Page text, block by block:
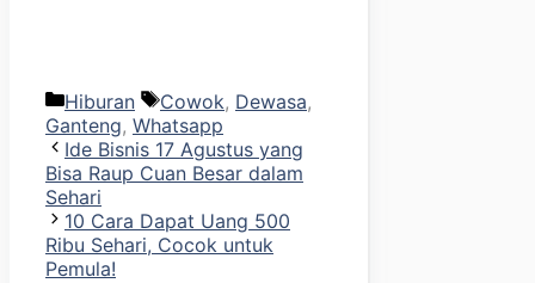
Kategori
Hiburan Tag
Cowok, Dewasa,
Ganteng, Whatsapp
Ide Bisnis 17 Agustus yang
Bisa Raup Cuan Besar dalam
Sehari
10 Cara Dapat Uang 500
Ribu Sehari, Cocok untuk
Pemula!